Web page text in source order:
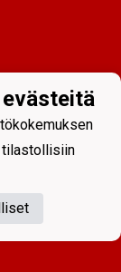
tilastollisiin